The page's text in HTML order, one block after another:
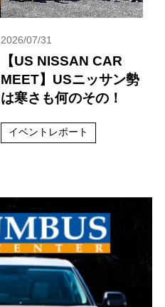
2026/07/31
【US NISSAN CAR
MEET】USニッサン勢
は寒さも何のその！
イベントレポート